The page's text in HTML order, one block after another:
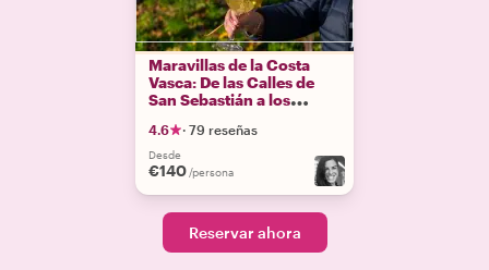
Maravillas de la Costa
Vasca: De las Calles de
San Sebastián a los
4.6 · 79 reseñas
Desde
€140 /persona
Reservar ahora